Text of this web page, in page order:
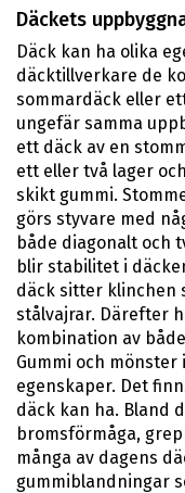
Däckets
Däck kan ha olika
däcktillverkare de
sommardäck eller
ungefär samma
ett däck av en
ett eller två lager
skikt gummi.
görs styvare med
både diagonalt och
blir stabilitet i
däck sitter klinchen
stålvajrar. Därefter
kombination av
Gummi och
egenskaper. Det
däck kan ha. Bland
bromsförmåga,
många av dagens
gummiblandningar